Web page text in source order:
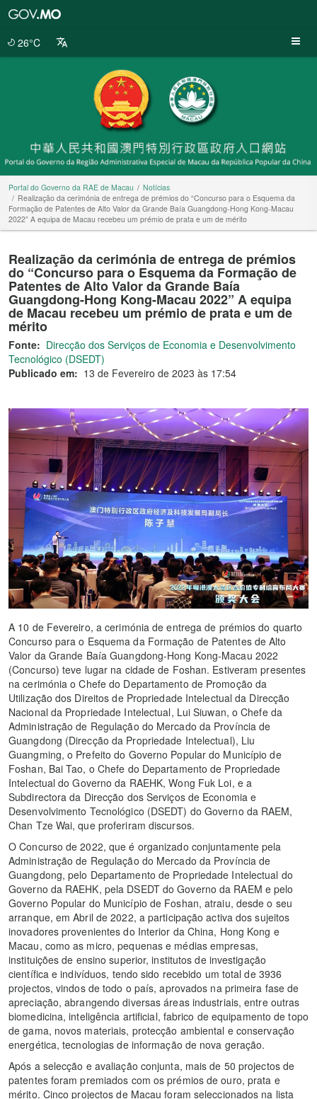
26°C
Portal do Governo da RAE de Macau
Notícias
Realização da cerimónia de entrega de prémios do “Concurso para o Esquema da
Formação de Patentes de Alto Valor da Grande Baía Guangdong-Hong Kong-Macau
2022” A equipa de Macau recebeu um prémio de prata e um de mérito
Realização da cerimónia de entrega de prémios
do “Concurso para o Esquema da Formação de
Patentes de Alto Valor da Grande Baía
Guangdong-Hong Kong-Macau 2022” A equipa
de Macau recebeu um prémio de prata e um de
mérito
Fonte: Direcção dos Serviços de Economia e Desenvolvimento
Tecnológico (DSEDT)
Publicado em: 13 de Fevereiro de 2023 às 17:54
A 10 de Fevereiro, a cerimónia de entrega de prémios do quarto
Concurso para o Esquema da Formação de Patentes de Alto
Valor da Grande Baía Guangdong-Hong Kong-Macau 2022
(Concurso) teve lugar na cidade de Foshan. Estiveram presentes
na cerimónia o Chefe do Departamento de Promoção da
Utilização dos Direitos de Propriedade Intelectual da Direcção
Nacional da Propriedade Intelectual, Lui Siuwan, o Chefe da
Administração de Regulação do Mercado da Província de
Guangdong (Direcção da Propriedade Intelectual), Liu
Guangming, o Prefeito do Governo Popular do Município de
Foshan, Bai Tao, o Chefe do Departamento de Propriedade
Intelectual do Governo da RAEHK, Wong Fuk Loi, e a
Subdirectora da Direcção dos Serviços de Economia e
Desenvolvimento Tecnológico (DSEDT) do Governo da RAEM,
Chan Tze Wai, que proferiram discursos.
O Concurso de 2022, que é organizado conjuntamente pela
Administração de Regulação do Mercado da Província de
Guangdong, pelo Departamento de Propriedade Intelectual do
Governo da RAEHK, pela DSEDT do Governo da RAEM e pelo
Governo Popular do Município de Foshan, atraiu, desde o seu
arranque, em Abril de 2022, a participação activa dos sujeitos
inovadores provenientes do Interior da China, Hong Kong e
Macau, como as micro, pequenas e médias empresas,
instituições de ensino superior, institutos de investigação
científica e indivíduos, tendo sido recebido um total de 3936
projectos, vindos de todo o país, aprovados na primeira fase de
apreciação, abrangendo diversas áreas industriais, entre outras
biomedicina, inteligência artificial, fabrico de equipamento de topo
de gama, novos materiais, protecção ambiental e conservação
energética, tecnologias de informação de nova geração.
Após a selecção e avaliação conjunta, mais de 50 projectos de
patentes foram premiados com os prémios de ouro, prata e
mérito. Cinco projectos de Macau foram seleccionados na lista